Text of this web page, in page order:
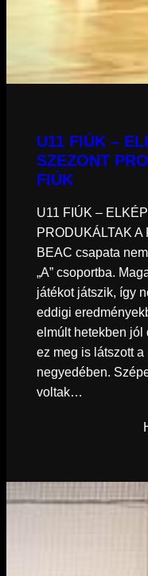
U11 FIÚK –
SZEZONT
FIÚK
U11 FIÚK –
PRODUKÁLTAK A
BEAC csapata
„A” csoportba.
játékot játszik, így
eddigi
elmúlt hetekben jól
ez meg is látszott
negyedében.
voltak…